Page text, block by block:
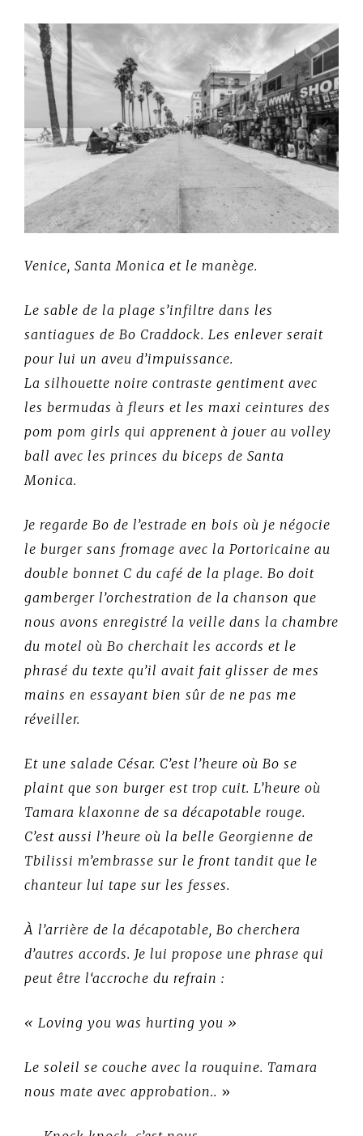
Venice, Santa Monica et le manège.
Le sable de la plage s’infiltre dans les
santiagues de Bo Craddock. Les enlever serait
pour lui un aveu d’impuissance.
La silhouette noire contraste gentiment avec
les bermudas à fleurs et les maxi ceintures des
pom pom girls qui apprenent à jouer au volley
ball avec les princes du biceps de Santa
Monica.
Je regarde Bo de l’estrade en bois où je négocie
le burger sans fromage avec la Portoricaine au
double bonnet C du café de la plage. Bo doit
gamberger l’orchestration de la chanson que
nous avons enregistré la veille dans la chambre
du motel où Bo cherchait les accords et le
phrasé du texte qu’il avait fait glisser de mes
mains en essayant bien sûr de ne pas me
réveiller.
Et une salade César. C’est l’heure où Bo se
plaint que son burger est trop cuit. L’heure où
Tamara klaxonne de sa décapotable rouge.
C’est aussi l’heure où la belle Georgienne de
Tbilissi m’embrasse sur le front tandit que le
chanteur lui tape sur les fesses.
À l’arrière de la décapotable, Bo cherchera
d’autres accords. Je lui propose une phrase qui
peut être l‘accroche du refrain :
« Loving you was hurting you »
Le soleil se couche avec la rouquine. Tamara
nous mate avec approbation.. »